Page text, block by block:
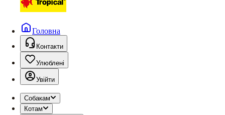
Головна
Контакти
Улюблені
Увійти
Собакам
Котам